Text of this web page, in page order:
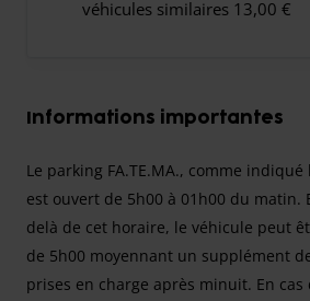
véhicules similaires 13,00 €
Informations importantes
Le parking FA.TE.MA., comme
est ouvert de 5h00 à 01h00 du matin.
delà de cet horaire, le véhicule peut
de 5h00 moyennant un supplément
prises en charge après minuit. En cas